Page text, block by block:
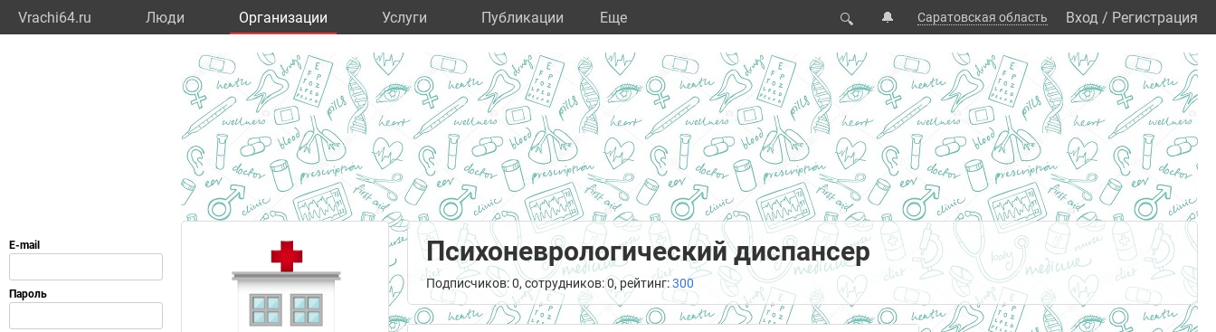
Vrachi64.ru Люди Организации Услуги Публикации Eще 🔍 🔔 Саратовская область Вход / Регистрация
Психоневрологический диспансер
Подписчиков: 0, сотрудников: 0, рейтинг:300